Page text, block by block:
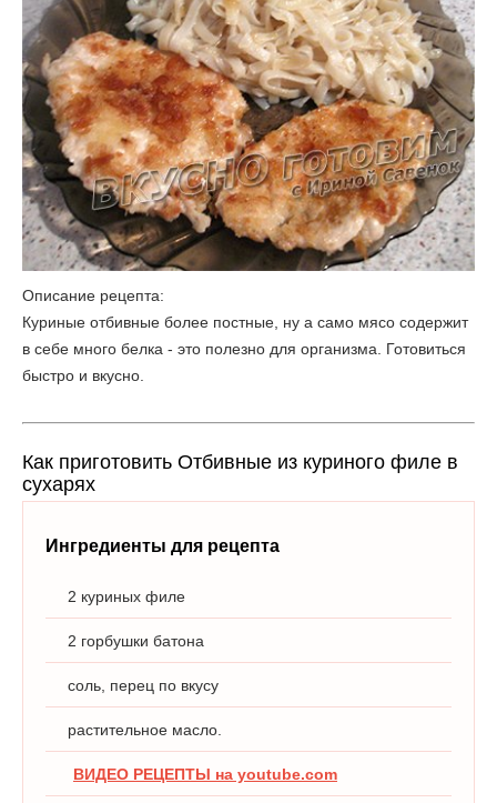
Описание рецепта:
Куриные отбивные более постные, ну а само мясо содержит
в себе много белка - это полезно для организма. Готовиться
быстро и вкусно.
Как приготовить Отбивные из куриного филе в
сухарях
Ингредиенты для рецепта
2 куриных филе
2 горбушки батона
соль, перец по вкусу
растительное масло.
ВИДЕО РЕЦЕПТЫ на youtube.com